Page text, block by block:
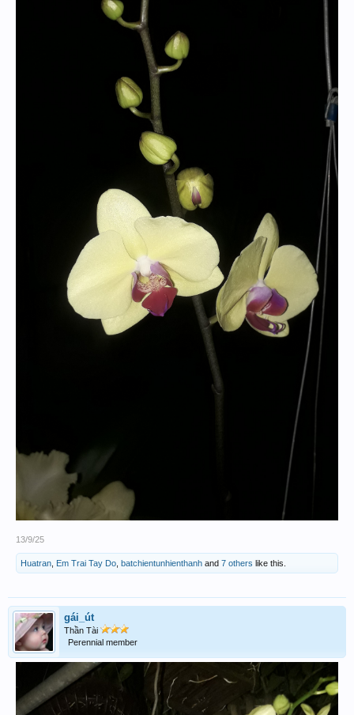
13/9/25
Huatran Em Trai Tay Do batchientunhienthanh and 7 others like this.
gái_út
Thần Tài
Perennial member